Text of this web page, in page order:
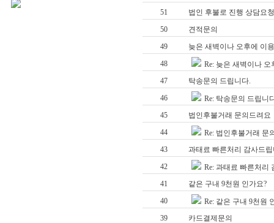
51
법인 후불로 진행 상담요청
50
견적문의
49
늦은 새벽이나 오후에 이
48
Re: 늦은 새벽이나
47
탁송문의 드립니다.
46
Re: 탁송문의 드립니
45
법인후불거래 문의드려요
44
Re: 법인후불거래 문
43
과태료 빠른처리 감사드
42
Re: 과태료 빠른처리
41
같은 구내 9천원 인가요?
40
Re: 같은 구내 9천원
39
카드결제문의